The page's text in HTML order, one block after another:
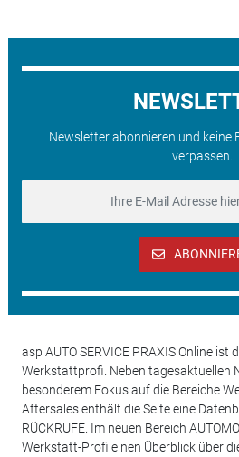
Newsletter abonnieren und keine
verpassen.
asp AUTO SERVICE PRAXIS Online
Werkstattprofi. Neben tagesaktuellen
besonderem Fokus auf die Bereiche
Aftersales enthält die Seite eine
RÜCKRUFE. Im neuen Bereich
Werkstatt-Profi einen Überblick über